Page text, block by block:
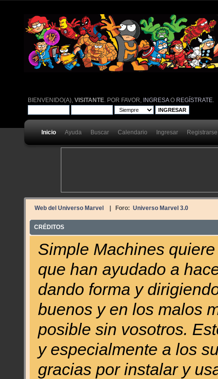
BIENVENIDO(A),VISITANTE . POR FAVOR, INGRESAO REGÍSTRATE
Inicio Ayuda Buscar Calendario Ingresar Registrarse
Web del Universo Marvel | Foro: Universo Marvel 3.0
CRÉDITOS
Simple Machines
que han ayudado a
dando forma y
buenos y en los malos
posible sin vosotros.
y especialmente a los
gracias por instalar y